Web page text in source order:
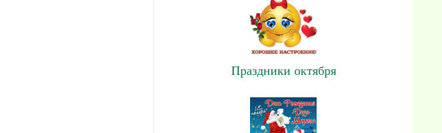
Праздники октября